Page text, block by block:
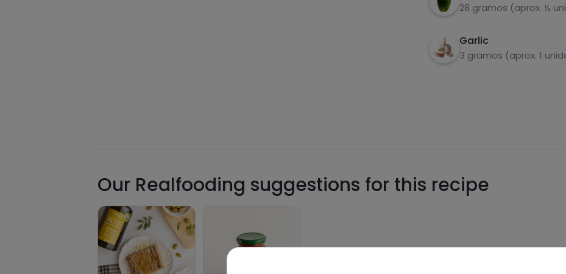
28 gramos (aprox. ½
Garlic
3 gramos (aprox. 1
Our Realfooding suggestions for this recipe